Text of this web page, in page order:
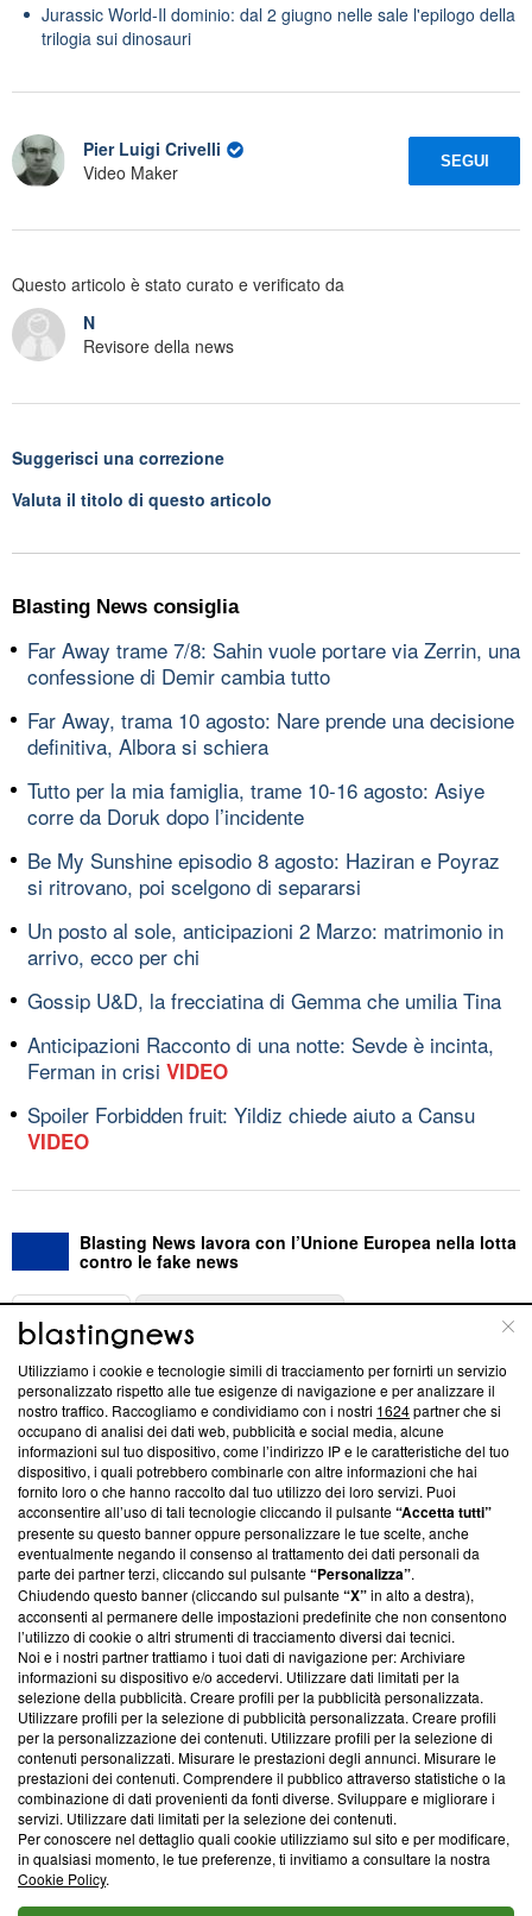
Jurassic World-Il dominio: dal 2 giugno nelle sale l'epilogo della
trilogia sui dinosauri
Pier Luigi Crivelli
Video Maker
SEGUI
Questo articolo è stato curato e verificato da
N
Revisore della news
Suggerisci una correzione
Valuta il titolo di questo articolo
Blasting News consiglia
Far Away trame 7/8: Sahin vuole portare via Zerrin, una
confessione di Demir cambia tutto
Far Away, trama 10 agosto: Nare prende una decisione
definitiva, Albora si schiera
Tutto per la mia famiglia, trame 10-16 agosto: Asiye
corre da Doruk dopo l’incidente
Be My Sunshine episodio 8 agosto: Haziran e Poyraz
si ritrovano, poi scelgono di separarsi
Un posto al sole, anticipazioni 2 Marzo: matrimonio in
arrivo, ecco per chi
Gossip U&D, la frecciatina di Gemma che umilia Tina
Anticipazioni Racconto di una notte: Sevde è incinta,
Ferman in crisi VIDEO
Spoiler Forbidden fruit: Yildiz chiede aiuto a Cansu
VIDEO
Blasting News lavora con l’Unione Europea nella lotta
contro le fake news
ABOUT
Questa sezione offre informazioni trasparenti su Blasting
News, sui nostri processi editoriali e su come ci impegniamo a
creare news di qualità. Inoltre, afferma la nostra aderenza a
‘Trust Project - News with Integrity’Blasting News non è
ancora membro del programma, ma ha richiesto di farne
parte; Trust Project non ha ancora effettuato una verifica di
conformità agli standard.
Su di noi
Team editoriale
Corporate
Redazione
Informativa Privacy
Cookie Policy
Blasting SA, IDI CHE-247.845.224, Via Carlo Frasca, 3 - 6900
Lugano (Svizzera) Tel:+39 0690258937
© 2026 Blasting News
Utilizziamo i cookie e tecnologie simili di tracciamento per fornirti un servizio
personalizzato rispetto alle tue esigenze di navigazione e per analizzare il
nostro traffico. Raccogliamo e condividiamo con i nostri 1624partner che si
occupano di analisi dei dati web, pubblicità e social media, alcune
informazioni sul tuo dispositivo, come l’indirizzo IP e le caratteristiche del tuo
dispositivo, i quali potrebbero combinarle con altre informazioni che hai
fornito loro o che hanno raccolto dal tuo utilizzo dei loro servizi. Puoi
acconsentire all’uso di tali tecnologie cliccando il pulsante“Accetta tutti”
presente su questo banner oppure personalizzare le tue scelte, anche
eventualmente negando il consenso al trattamento dei dati personali da
parte dei partner terzi, cliccando sul pulsante“Personalizza”.
Chiudendo questo banner (cliccando sul pulsante“X”in alto a destra),
acconsenti al permanere delle impostazioni predefinite che non consentono
l’utilizzo di cookie o altri strumenti di tracciamento diversi dai tecnici.
Noi e i nostri partner trattiamo i tuoi dati di navigazione per: Archiviare
informazioni su dispositivo e/o accedervi. Utilizzare dati limitati per la
selezione della pubblicità. Creare profili per la pubblicità personalizzata.
Utilizzare profili per la selezione di pubblicità personalizzata. Creare profili
per la personalizzazione dei contenuti. Utilizzare profili per la selezione di
contenuti personalizzati. Misurare le prestazioni degli annunci. Misurare le
prestazioni dei contenuti. Comprendere il pubblico attraverso statistiche o la
combinazione di dati provenienti da fonti diverse. Sviluppare e migliorare i
servizi. Utilizzare dati limitati per la selezione dei contenuti.
Per conoscere nel dettaglio quali cookie utilizziamo sul sito e per modificare,
in qualsiasi momento, le tue preferenze, ti invitiamo a consultare la nostra
Cookie Policy.